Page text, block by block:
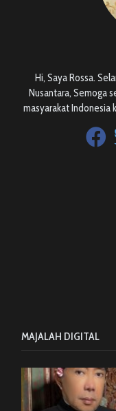
Hi, Saya Rossa.
Nusantara, Semoga
masyarakat Indonesia
MAJALAH DIGITAL